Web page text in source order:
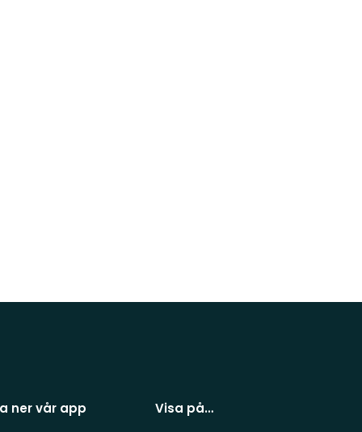
ner vår app Visa på…